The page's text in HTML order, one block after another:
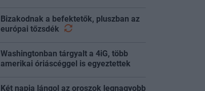
Bizakodnak a befektetők, pluszban az
európai tőzsdék
Washingtonban tárgyalt a 4iG, több
amerikai óriáscéggel is egyeztettek
Két napja lángol az oroszok legnagyobb